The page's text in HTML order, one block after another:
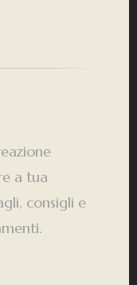
a tua
consigli e